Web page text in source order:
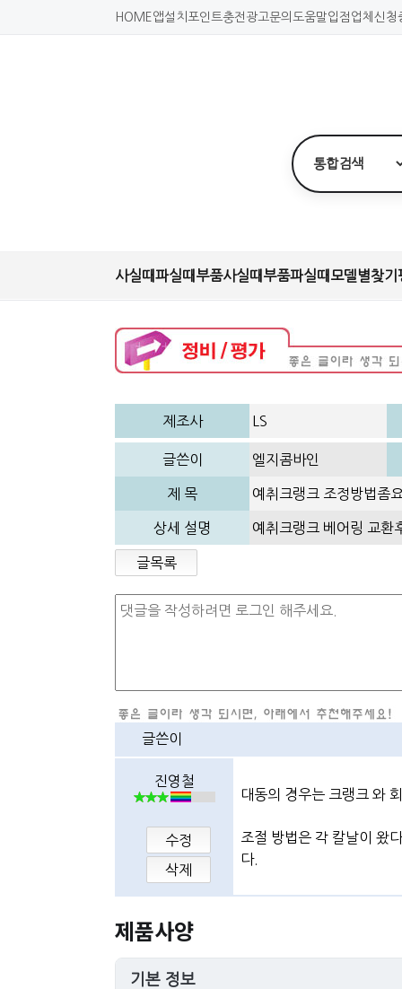
HOME 앱설치 포인트충전 광고문의 도움말입점업체신청
사실때파실때 부품사실때 부품파실때 모델별찾기
제조사 LS
글쓴이 엘지콤바인
제 목 예취크랭크 조정방법좀
상세 설명 예취크랭크 베어링 교환
글목록
글쓴이
진영철
수정
삭제
대동의 경우는 크랭크 와
조절 방법은 각 칼날이 왔
다.
제품사양
기본 정보